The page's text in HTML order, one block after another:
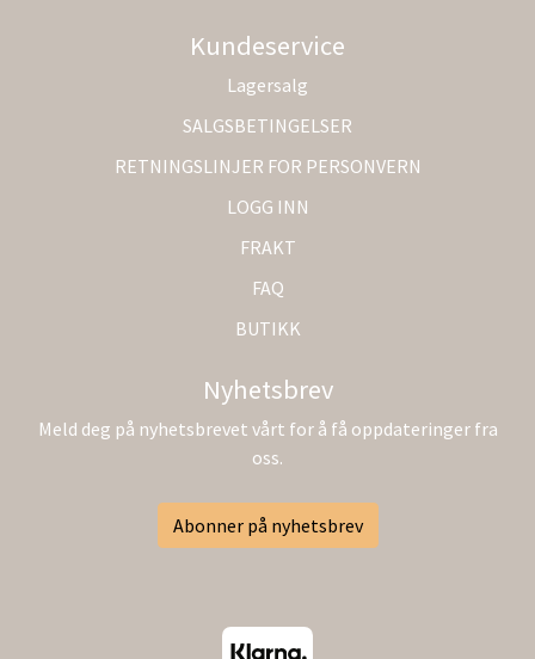
Kundeservice
Lagersalg
SALGSBETINGELSER
RETNINGSLINJER FOR PERSONVERN
LOGG INN
FRAKT
FAQ
BUTIKK
Nyhetsbrev
Meld deg på nyhetsbrevet vårt for å få oppdateringer fra
oss.
Abonner på nyhetsbrev